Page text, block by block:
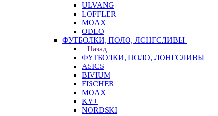
ULVANG
LOFFLER
MOAX
ODLO
ФУТБОЛКИ, ПОЛО, ЛОНГСЛИВЫ
Назад
ФУТБОЛКИ, ПОЛО, ЛОНГСЛИВЫ
ASICS
BIVIUM
FISCHER
MOAX
KV+
NORDSKI